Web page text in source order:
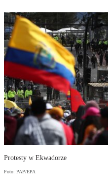
Protesty w Ekwadorze
Foto: PAP/EPA